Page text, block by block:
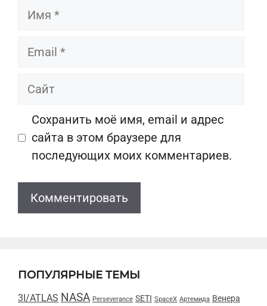
Имя
Email
Сайт
Сохранить моё имя, email и адрес
сайта в этом браузере для
последующих моих комментариев.
ПОПУЛЯРНЫЕ ТЕМЫ
3I/ATLAS NASA Perseverance SETI SpaceX Артемида Венера